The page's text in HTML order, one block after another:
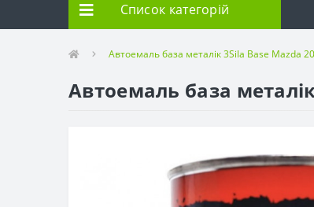
Список категорій
Автоемаль база металік 3Sila Base Mazda
Автоемаль база